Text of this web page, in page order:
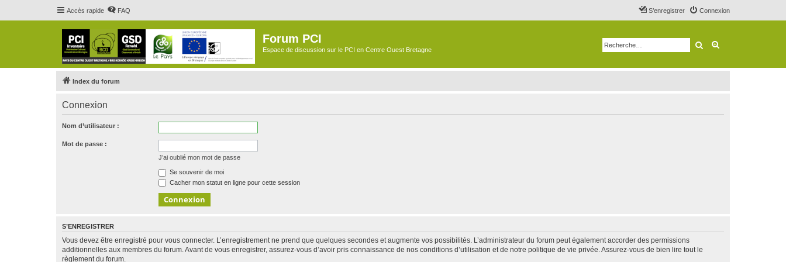
Accès rapide FAQ Connexion
S’enregistrer
Forum PCI
Espace de discussion sur le PCI en Centre Ouest Bretagne Rechercher
Index du forum
Connexion
Nom d’utilisateur :
Mot de passe :
J’ai oublié mon mot de passe
Se souvenir de moi
Cacher mon statut en ligne pour cette session
S’ENREGISTRER
Vous devez être enregistré pour vous connecter. L’enregistrement ne prend que quelques secondes et augmente vos possibilités. L’administrateur du forum peut également accorder des permissions
additionnelles aux membres du forum. Avant de vous enregistrer, assurez-vous d’avoir pris connaissance de nos conditions d’utilisation et de notre politique de vie privée. Assurez-vous de bien lire tout le
règlement du forum.